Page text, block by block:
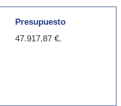
Presupuesto
47.917,87 €.